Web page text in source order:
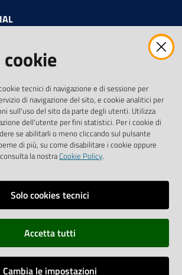
su eventi, nuove opportunità e
tecnici di navigazione e di sessione per
di navigazione del sito, e cookie analitici per
sull'uso del sito da parte degli utenti. Utilizza
dell'utente per fini statistici. Per i cookie di
se abilitarli o meno cliccando sul pulsante
di più, su come disabilitare i cookie oppure
la nostraCookie Policy.
Solo cookies tecnici
Accetta tutti
Cambia le impostazioni